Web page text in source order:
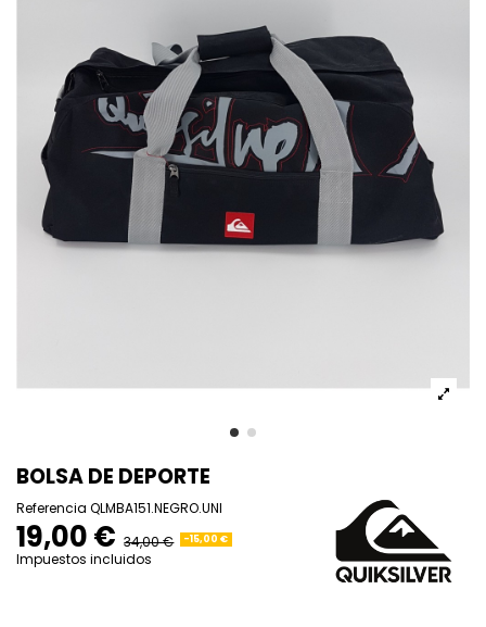
BOLSA DE DEPORTE
Referencia QLMBA151.NEGRO.UNI
19,00 € 34,00 € -15,00 €
Impuestos incluidos